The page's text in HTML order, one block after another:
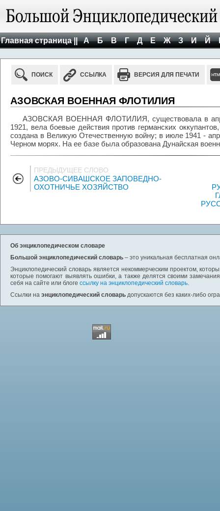
Главная страница || А Б В Г Д Е Ж З И Й
ПОИСК ССЫЛКА ВЕРСИЯ ДЛЯ ПЕЧАТИ
АЗОВСКАЯ ВОЕННАЯ ФЛОТИЛИЯ
АЗОВСКАЯ ВОЕННАЯ ФЛОТИЛИЯ, существовала в
1921, вела боевые действия против германских
создана в Великую Отечественную войну; в июле 1941 -
Черном морях. На ее базе была образована Дунайская
ПРЕДЫДУЩЕЕ СЛОВО
АЗОВО-СИВАШСКОЕ ЗАПОВЕДНО-
ОХОТНИЧЬЕ ХОЗЯЙСТВО
Об энциклопедическом словаре
Большой энциклопедический словарь – это уникальная бесплатная
Энциклопедический словарь является некоммерческим проектом,
которые помогают выявлять ошибки, а также делятся своими
себя на сайте или блоге ссылку на энциклопедический словарь.
Ссылки на энциклопедический словарь допускаются без каких-либо